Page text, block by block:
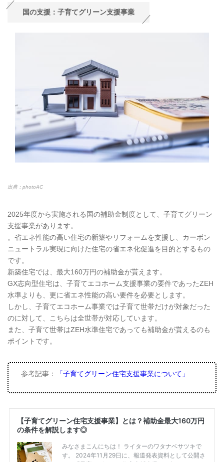
国の支援：子育てグリーン支援事業
出典：photoAC
2025年度から実施される国の補助金制度として、子育てグリーン
支援事業があります。
。省エネ性能の高い住宅の新築やリフォームを支援し、カーボン
ニュートラル実現に向けた住宅の省エネ化促進を目的とするもの
です。
新築住宅では、最大160万円の補助金が貰えます。
GX志向型住宅は、子育てエコホーム支援事業の要件であったZEH
水準よりも、更に省エネ性能の高い要件を必要とします。
しかし、子育てエコホーム事業では子育て世帯だけが対象だった
のに対して、こちらは全世帯が対応しています。
また、子育て世帯はZEH水準住宅であっても補助金が貰えるのも
ポイントです。
参考記事： 「子育てグリーン住宅支援事業について」